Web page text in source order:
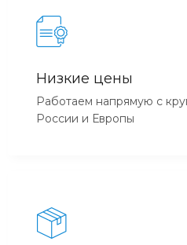
Низкие цены
Работаем напрямую с
России и Европы